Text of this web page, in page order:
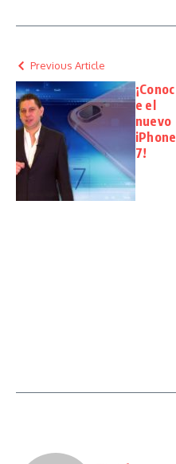
Previous Article
¡Conoc
e el
nuevo
iPhone
7!